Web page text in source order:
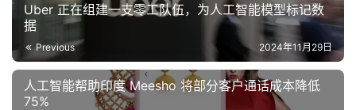
Uber 正在组建一支零工队伍，为人工智能模型标记数
据
Previous 2024年11月29日
人工智能帮助印度 Meesho 将部分客户通话成本降低
75%